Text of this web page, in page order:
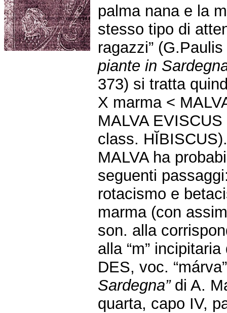
palma nana e la
stesso tipo di
ragazzi” (G.Paulis
piante in
373) si tratta
X marma <
MALVA
class.
MALVA ha
seguenti
rotacismo e
marma (con
son. alla
alla “m”
DES, voc.
Sardegna”di A.
quarta, capo IV,